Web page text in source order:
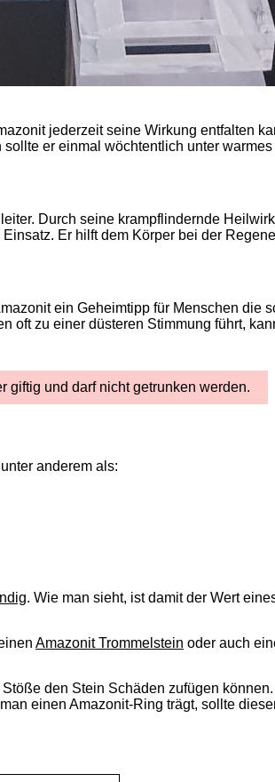
jederzeit seine Wirkung entfalten
er einmal wöchtentlich unter
Durch seine krampflindernde
Er hilft dem Körper bei der
ein Geheimtipp für Menschen die
oft zu einer düsteren Stimmung führt,
giftig und darf nicht getrunken werden.
anderem als:
. Wie man sieht, ist damit der Wert
Amazonit Trommelstein oder auch
den Stein Schäden zufügen
einen Amazonit-Ring trägt, sollte